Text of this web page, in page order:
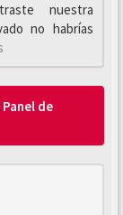
nuestra
no habrías
de